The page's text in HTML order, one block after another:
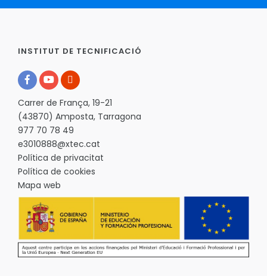
INSTITUT DE TECNIFICACIÓ
Carrer de França, 19-21
(43870) Amposta, Tarragona
977 70 78 49
e3010888@xtec.cat
Política de privacitat
Política de cookies
Mapa web